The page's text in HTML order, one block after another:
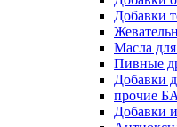
Добавки
Масла
Пивные
Добавки
прочие
Добавки